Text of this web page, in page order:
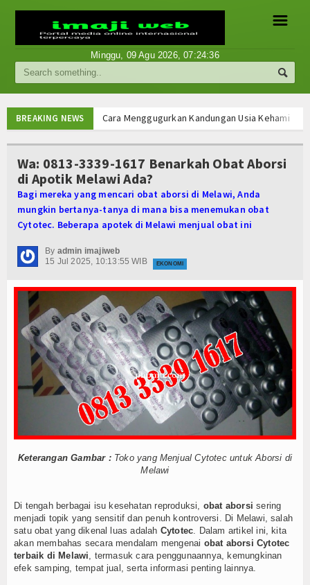
Berita
Internasional
Nasional
Ekonomi
Hukum
Sport
Religi
Tokoh
Ceramah
Hikmah
Dokumen B
Dokumen C
Video
☰
Minggu, 09 Agu 2026,07:24:37
BREAKING NEWS
Cara Menggugurkan Kandungan Usia Kehamilan
Cara Menggugurkan Kandungan Usia Kehamilan
Mencari Informasi Obat Aborsi Misoprostol di
Mencari Informasi Obat Aborsi Misoprostol di
Mencari Informasi Obat Aborsi Misoprostol Di
Mencari Informasi Obat Aborsi Misoprostol Di
Cara Menggugurkan Kandungan Usia Kehamilan
Cara Menggugurkan Kandungan Usia Kehamilan
Cara Menggugurkan Kandungan Usia Kehamilan
Cara Menggugurkan Kandungan Usia Kehamilan
Cara Menggugurkan Kandungan Usia Kehamilan
Cara Menggugurkan Kandungan Usia Kehamilan
Mencari Informasi Obat Aborsi Misoprostol di
Mencari Informasi Obat Aborsi Misoprostol di
Mencari Informasi Obat Aborsi Misoprostol Di
Mencari Informasi Obat Aborsi Misoprostol Di
Cara Menggugurkan Kandungan Usia Kehamilan
Cara Menggugurkan Kandungan Usia Kehamilan
Cara Menggugurkan Kandungan Usia
Cara Menggugurkan Kandungan Usia
Mencari Informasi Obat Aborsi Misoprostol di
Mencari Informasi Obat Aborsi Misoprostol di
Mencari Informasi Obat Aborsi Misoprostol Di
Mencari Informasi Obat Aborsi Misoprostol Di
Wa: 0813-3339-1617 Benarkah Obat Aborsi
di Apotik Melawi Ada?
Bagi mereka yang mencari obat aborsi di Melawi, Anda
mungkin bertanya-tanya di mana bisa menemukan obat
Cytotec. Beberapa apotek di Melawi menjual obat ini
By admin imajiweb
15 Jul 2025, 10:13:55 WIB
EKONOMI
Keterangan Gambar :Toko yang Menjual Cytotec untuk Aborsi di
Melawi
Di tengah berbagai isu kesehatan reproduksi, obat aborsi sering
menjadi topik yang sensitif dan penuh kontroversi. Di Melawi, salah
satu obat yang dikenal luas adalah Cytotec . Dalam artikel ini, kita
akan membahas secara mendalam mengenai obat aborsi Cytotec
terbaik di Melawi , termasuk cara penggunaannya, kemungkinan
efek samping, tempat jual, serta informasi penting lainnya.